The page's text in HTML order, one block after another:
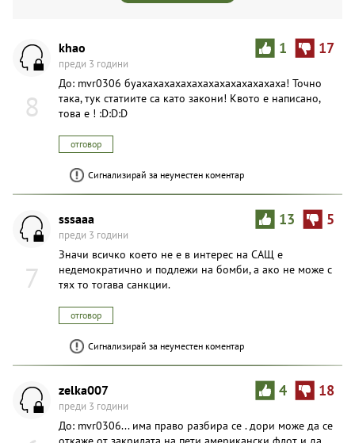
8
1 17
khao
преди 3 години
До: mvr0306 буахахахахахахахахахахахахаха! Точно
така, тук статиите са като закони! Квото е написано,
това е ! :D:D:D
отговор
Сигнализирай за неуместен коментар
7
13 5
sssaaa
преди 3 години
Значи всичко което не е в интерес на САЩ е
недемократично и подлежи на бомби, а ако не може с
тях то тогава санкции.
отговор
Сигнализирай за неуместен коментар
4 18
zelka007
преди 3 години
До: mvr0306... има право разбира се . дори може да се